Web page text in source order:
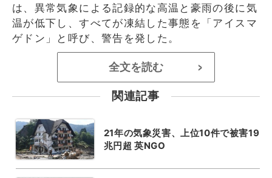
は、異常気象による記録的な高温と豪雨の後に気
温が低下し、すべてが凍結した事態を「アイスマ
ゲドン」と呼び、警告を発した。
全文を読む >
関連記事
21年の気象災害、上位10件で被害19
兆円超 英NGO